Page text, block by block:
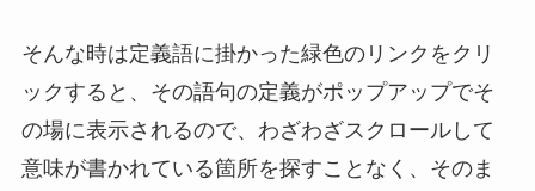
そんな時は定義語に掛かった緑色のリンクをクリ
ックすると、その語句の定義がポップアップでそ
の場に表示されるので、わざわざスクロールして
意味が書かれている箇所を探すことなく、そのま